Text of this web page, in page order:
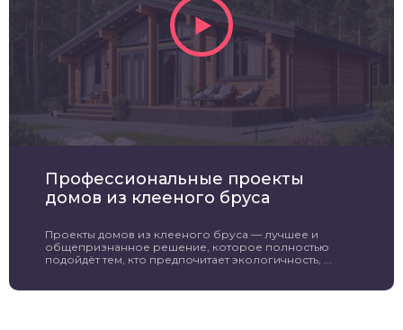
Профессиональные проекты
домов из клееного бруса
Проекты домов из клееного бруса — лучшее и
общепризнанное решение, которое полностью
подойдёт тем, кто предпочитает экологичность, ...